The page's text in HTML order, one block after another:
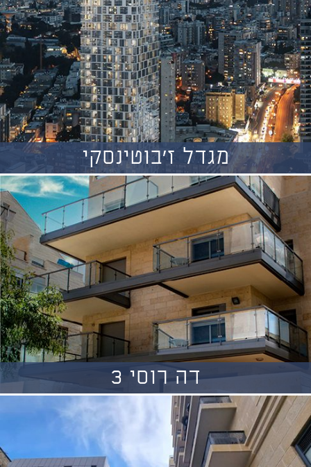
מגדל ז'בוטינסקי
דה רוסי 3